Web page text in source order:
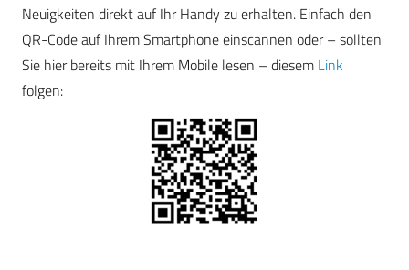
Neuigkeiten direkt auf Ihr Handy zu erhalten. Einfach den
QR-Code auf Ihrem Smartphone einscannen oder – sollten
Sie hier bereits mit Ihrem Mobile lesen – diesem Link
folgen: